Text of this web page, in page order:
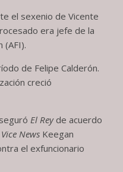
el sexenio de Vicente
era jefe de la
(AFI).
de Felipe Calderón.
creció
El Reyde acuerdo
Vice News Keegan
el exfuncionario